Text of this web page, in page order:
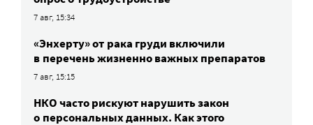
7 авг, 15:34
«Энхерту» от рака груди включили
в перечень жизненно важных препаратов
7 авг, 15:15
НКО часто рискуют нарушить закон
о персональных данных. Как этого